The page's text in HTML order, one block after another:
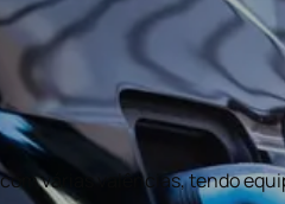
várias valências, tendo